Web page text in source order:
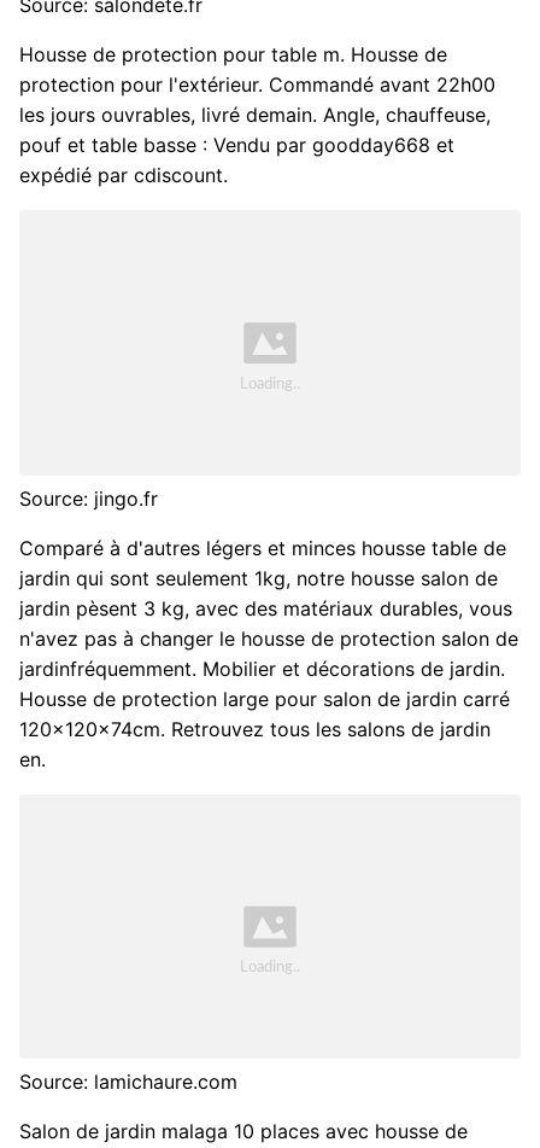
Source: salondete.fr
Housse de protection pour table m. Housse de
protection pour l'extérieur. Commandé avant 22h00
les jours ouvrables, livré demain. Angle, chauffeuse,
pouf et table basse : Vendu par goodday668 et
expédié par cdiscount.
Source: jingo.fr
Comparé à d'autres légers et minces housse table de
jardin qui sont seulement 1kg, notre housse salon de
jardin pèsent 3 kg, avec des matériaux durables, vous
n'avez pas à changer le housse de protection salon de
jardinfréquemment. Mobilier et décorations de jardin.
Housse de protection large pour salon de jardin carré
120x120x74cm. Retrouvez tous les salons de jardin
en.
Source: lamichaure.com
Salon de jardin malaga 10 places avec housse de